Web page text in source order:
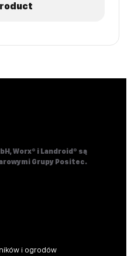
Worx® i Landroid® są
Grupy Positec.
i ogrodów